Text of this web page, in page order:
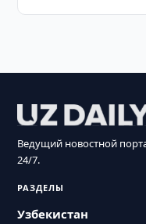
Ведущий новостной
24/7.
РАЗДЕЛЫ
Узбекистан